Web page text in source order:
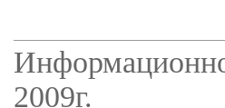
2009г.